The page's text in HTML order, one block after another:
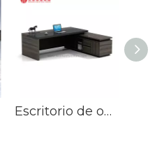
Escritorio de oficina Boss en forma de L, diseño de mesa Executive Boss, CEO, gerente, muebles de oficina